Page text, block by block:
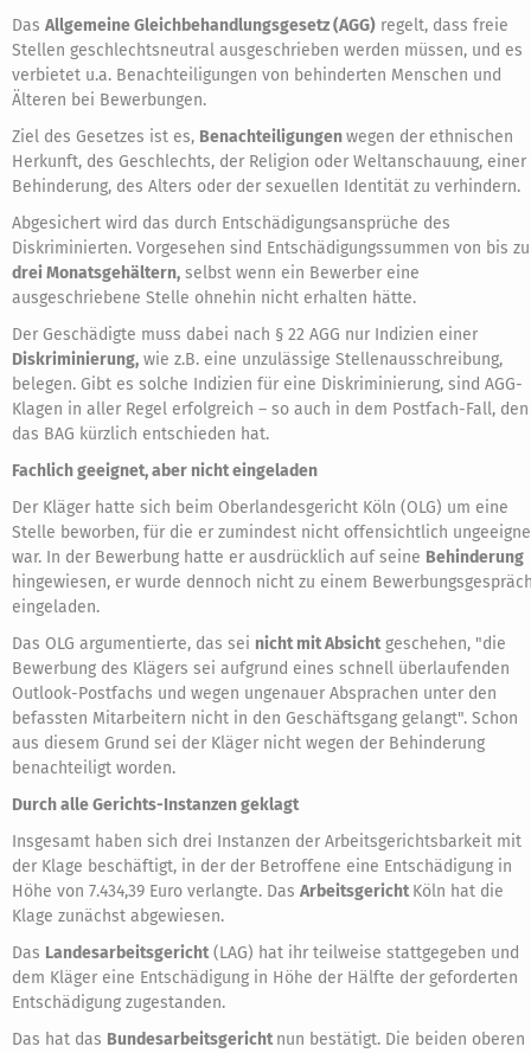
Das Allgemeine Gleichbehandlungsgesetz (AGG) regelt, dass freie
Stellen geschlechtsneutral ausgeschrieben werden müssen, und es
verbietet u.a. Benachteiligungen von behinderten Menschen und
Älteren bei Bewerbungen.
Ziel des Gesetzes ist es, Benachteiligungenwegen der ethnischen
Herkunft, des Geschlechts, der Religion oder Weltanschauung, einer
Behinderung, des Alters oder der sexuellen Identität zu verhindern.
Abgesichert wird das durch Entschädigungsansprüche des
Diskriminierten. Vorgesehen sind Entschädigungssummen von bis zu
drei Monatsgehältern, selbst wenn ein Bewerber eine
ausgeschriebene Stelle ohnehin nicht erhalten hätte.
Der Geschädigte muss dabei nach § 22 AGG nur Indizien einer
Diskriminierung, wie z.B. eine unzulässige Stellenausschreibung,
belegen. Gibt es solche Indizien für eine Diskriminierung, sind AGG-
Klagen in aller Regel erfolgreich – so auch in dem Postfach-Fall, den
das BAG kürzlich entschieden hat.
Fachlich geeignet, aber nicht eingeladen
Der Kläger hatte sich beim Oberlandesgericht Köln (OLG) um eine
Stelle beworben, für die er zumindest nicht offensichtlich
war. In der Bewerbung hatte er ausdrücklich auf seine Behinderung
hingewiesen, er wurde dennoch nicht zu einem
eingeladen.
Das OLG argumentierte, das sei nicht mit Absichtgeschehen, "die
Bewerbung des Klägers sei aufgrund eines schnell überlaufenden
Outlook-Postfachs und wegen ungenauer Absprachen unter den
befassten Mitarbeitern nicht in den Geschäftsgang gelangt". Schon
aus diesem Grund sei der Kläger nicht wegen der Behinderung
benachteiligt worden.
Durch alle Gerichts-Instanzen geklagt
Insgesamt haben sich drei Instanzen der Arbeitsgerichtsbarkeit mit
der Klage beschäftigt, in der der Betroffene eine Entschädigung in
Höhe von 7.434,39 Euro verlangte. Das ArbeitsgerichtKöln hat die
Klage zunächst abgewiesen.
Das Landesarbeitsgericht(LAG) hat ihr teilweise stattgegeben und
dem Kläger eine Entschädigung in Höhe der Hälfte der geforderten
Entschädigung zugestanden.
Das hat das Bundesarbeitsgerichtnun bestätigt. Die beiden oberen